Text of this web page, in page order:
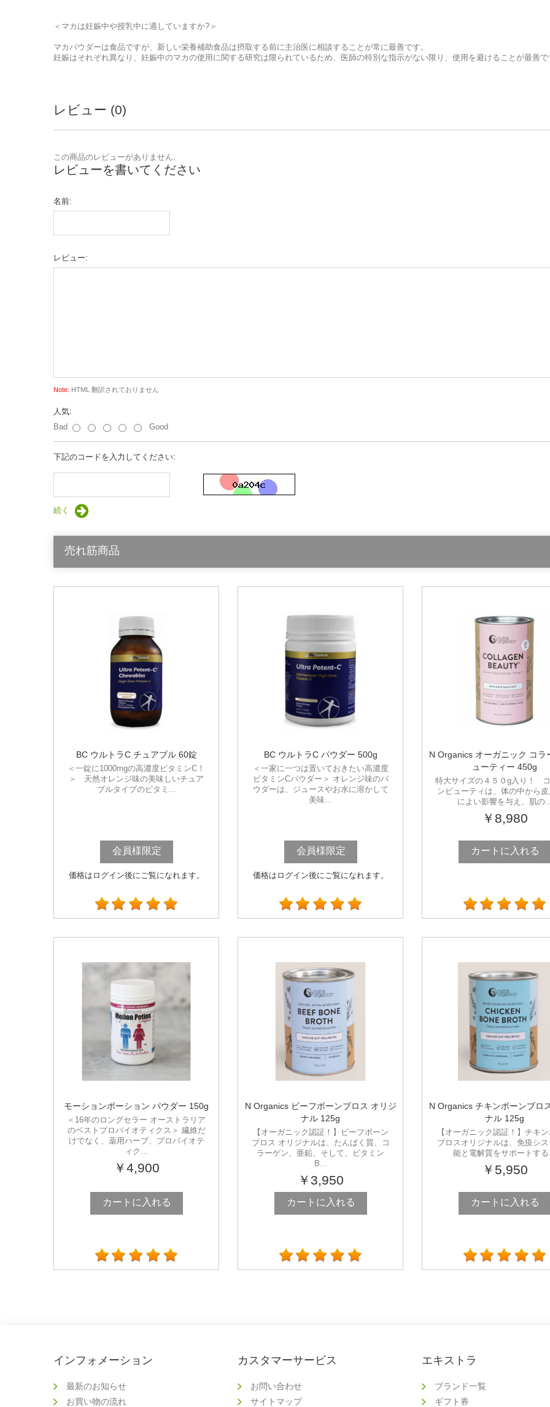
＜マカは妊娠中や授乳中に適していますか?＞
マカパウダーは食品ですが、新しい栄養補助食品は摂取する前に主治医に相談することが常に最善です。
妊娠はそれぞれ異なり、妊娠中のマカの使用に関する研究は限られているため、医師の特別な指示がない限り、使用を避けることが最善で
レビュー (0)
この商品のレビューがありません.
レビューを書いてください
名前:
レビュー:
Note: HTML 翻訳されておりません
人気:
Bad
Good
下記のコードを入力してください:
続く
売れ筋商品
BC ウルトラC チュアブル 60錠
＜一錠に1000mgの高濃度ビタミンC！
＞ 天然オレンジ味の美味しいチュア
ブルタイプのビタミ...
会員様限定
価格はログイン後にご覧になれます。
BC ウルトラC パウダー 500g
＜一家に一つは置いておきたい高濃度
ビタミンCパウダー＞ オレンジ味のパ
ウダーは、ジュースやお水に溶かして
美味...
会員様限定
価格はログイン後にご覧になれます。
N Organics オーガニック コラ
ューティー 450g
特大サイズの４５０g入り！
ンビューティは、体の中から
によい影響を与え、肌の
￥8,980
カートに入れる
モーションポーション パウダー 150g
＜16年のロングセラー オーストラリア
のベストプロバイオティクス＞ 繊維だ
けでなく、薬用ハーブ、プロバイオテ
ィク...
￥4,900
カートに入れる
N Organics ビーフボーンブロス オリジ
ナル 125g
【オーガニック認証！】ビーフボーン
ブロス オリジナルは、たんぱく質、コ
ラーゲン、亜鉛、そして、ビタミン
B...
￥3,950
カートに入れる
N Organics チキンボーンブロ
ナル 125g
【オーガニック認証！】チキ
ブロスオリジナルは、免疫シ
能と電解質をサポートする
￥5,950
カートに入れる
インフォメーション
最新のお知らせ
お買い物の流れ
カスタマーサービス
お問い合わせ
サイトマップ
エキストラ
ブランド一覧
ギフト券